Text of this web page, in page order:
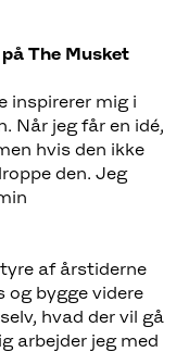
The Musket
inspirerer mig i
Når jeg får en idé,
hvis den ikke
den. Jeg
af årstiderne
og bygge videre
hvad der vil gå
arbejder jeg med